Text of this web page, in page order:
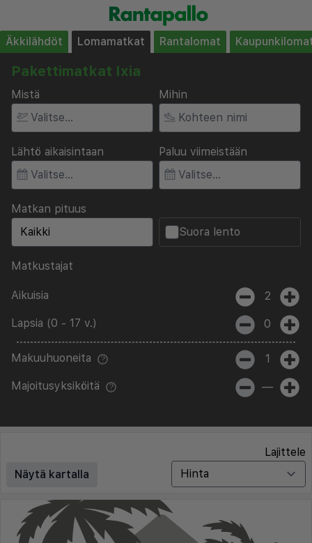
Äkkilähdöt Lomamatkat Rantalomat
Pakettimatkat Ixia
Mistä Mihin
Lähtö aikaisintaan Paluu viimeistään
Matkan pituus
Suora lento
Matkustajat
Aikuisia 2
Lapsia (0 - 17 v.) 0
Makuuhuoneita 1
Majoitusyksiköitä —
Näytä kartalla
Lajittele